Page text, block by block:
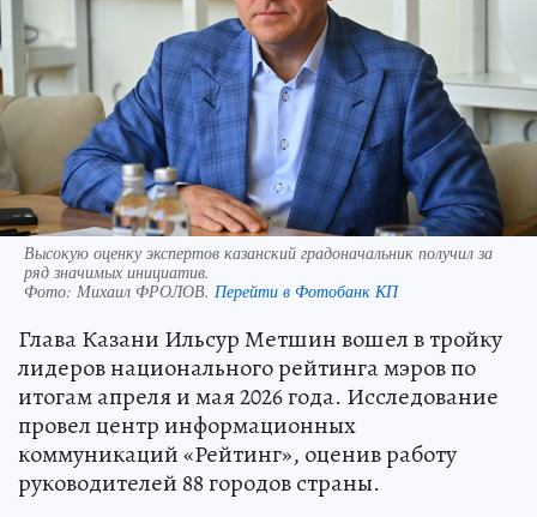
Высокую оценку экспертов казанский градоначальник получил за
ряд значимых инициатив.
Фото: Михаил ФРОЛОВ. Перейти в Фотобанк КП
Глава Казани Ильсур Метшин вошел в тройку
лидеров национального рейтинга мэров по
итогам апреля и мая 2026 года. Исследование
провел центр информационных
коммуникаций «Рейтинг», оценив работу
руководителей 88 городов страны.